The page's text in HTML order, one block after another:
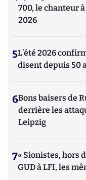
700, le chanteur à
2026
5L’été 2026
disent depuis 50
6Bons baisers de
derrière les
Leipzig
7« Sionistes, hors
GUD à LFI, les